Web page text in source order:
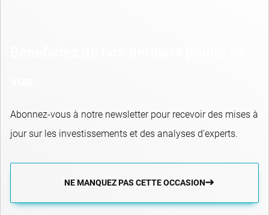
Abonnez-vous à notre newsletter pour recevoir des mises à
jour sur les investissements et des analyses d'experts.
NE MANQUEZ PAS CETTE OCCASION